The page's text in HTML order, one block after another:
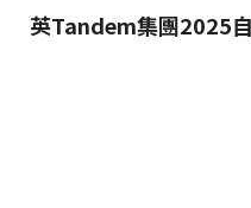
英Tandem集團2025